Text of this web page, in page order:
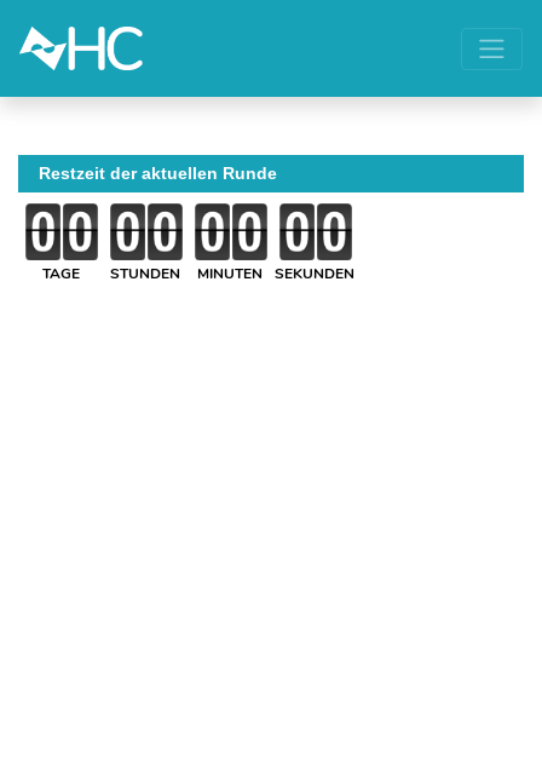
Restzeit der aktuellen Runde
TAGE STUNDEN MINUTEN SEKUNDEN